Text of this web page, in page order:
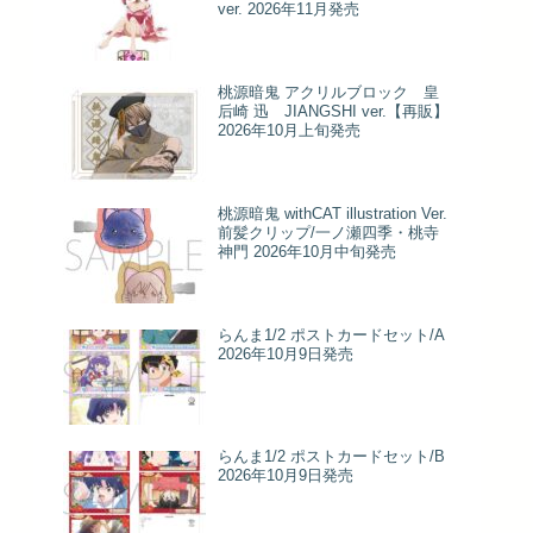
ver. 2026年11月発売
桃源暗鬼 アクリルブロック 皇
后崎 迅 JIANGSHI ver.【再販】
2026年10月上旬発売
桃源暗鬼 withCAT illustration Ver.
前髪クリップ/一ノ瀬四季・桃寺
神門 2026年10月中旬発売
らんま1/2 ポストカードセット/A
2026年10月9日発売
らんま1/2 ポストカードセット/B
2026年10月9日発売